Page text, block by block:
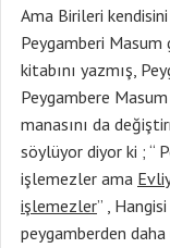
Ama Birileri
Peygamberi
kitabını yazmış,
Peygambere
manasını da
söylüyor diyor ki ; “
işlemezler ama
işlemezler” ,
peygamberden